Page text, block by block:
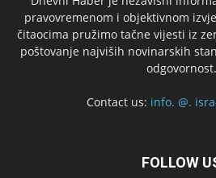
pravovremenom i objektivnom
čitaocima pružimo tačne vijesti iz
poštovanje najviših novinarskih
odgovornost.
Contact us: info. @.
FOLLOW